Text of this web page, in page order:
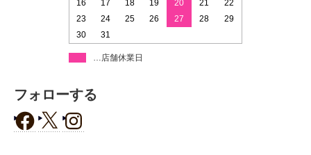
16
17 18 19 20 21
22
23
24 25 26 27 28
29
30
31
…店舗休業日
フォローする